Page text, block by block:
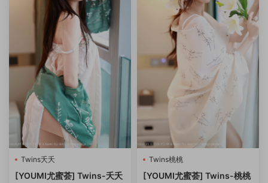
Twins夭夭
[YOUMI尤蜜荟] Twins-夭夭
Twins桃桃
[YOUMI尤蜜荟] Twins-桃桃